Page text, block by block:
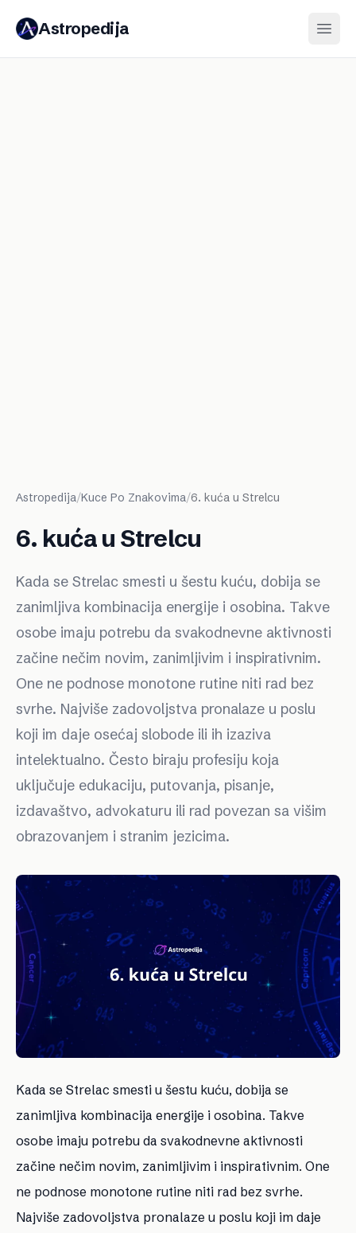
Astropedija
Astropedija/Kuce Po Znakovima/6. kuća u Strelcu
6. kuća u Strelcu
Kada se Strelac smesti u šestu kuću, dobija se
zanimljiva kombinacija energije i osobina. Takve
osobe imaju potrebu da svakodnevne aktivnosti
začine nečim novim, zanimljivim i inspirativnim.
One ne podnose monotone rutine niti rad bez
svrhe. Najviše zadovoljstva pronalaze u poslu
koji im daje osećaj slobode ili ih izaziva
intelektualno. Često biraju profesiju koja
uključuje edukaciju, putovanja, pisanje,
izdavaštvo, advokaturu ili rad povezan sa višim
obrazovanjem i stranim jezicima.
Kada se Strelac smesti u šestu kuću, dobija se
zanimljiva kombinacija energije i osobina. Takve
osobe imaju potrebu da svakodnevne aktivnosti
začine nečim novim, zanimljivim i inspirativnim. One
ne podnose monotone rutine niti rad bez svrhe.
Najviše zadovoljstva pronalaze u poslu koji im daje